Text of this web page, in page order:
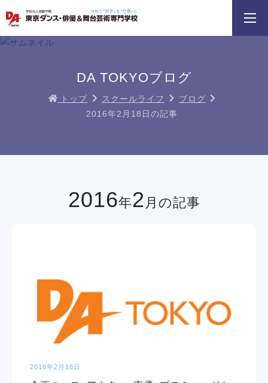
学科・専攻 資料請求 オープンキャンパス
DA TOKYOブログ
トップ スクールライフ
ブログ
2016年2月18日の記事
2016年2 月の記事
2016年2月18日
学校紹介
学科・専攻